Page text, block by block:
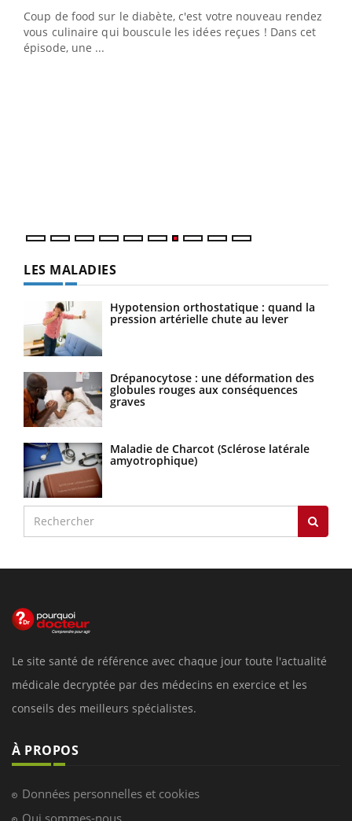
Coup de food sur le diabète, c'est votre nouveau rendez-
vous culinaire qui bouscule les idées reçues ! Dans cet
épisode, une ...
LES MALADIES
Hypotension orthostatique : quand la
pression artérielle chute au lever
Drépanocytose : une déformation des
globules rouges aux conséquences
graves
Maladie de Charcot (Sclérose latérale
amyotrophique)
Le site santé de référence avec chaque jour toute l'actualité
médicale decryptée par des médecins en exercice et les
conseils des meilleurs spécialistes.
À PROPOS
Données personnelles et cookies
Qui sommes-nous